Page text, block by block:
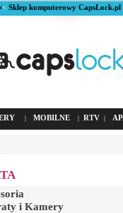
< Sklep komputerowy CapsLock.pl
| MOBILNE | RTV |
i Kamery